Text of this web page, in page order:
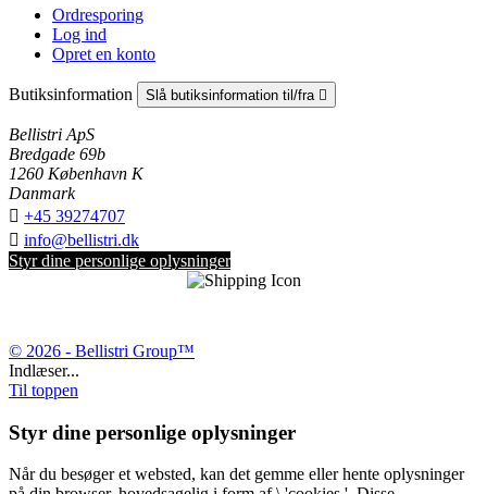
Ordresporing
Log ind
Opret en konto
Butiksinformation Slå butiksinformation til/fra 
Bellistri ApS
Bredgade 69b
1260 København K
Danmark
 +45 39274707
 info@bellistri.dk
Styr dine personlige oplysninger
© 2026 - Bellistri Group™
Indlæser...
Til toppen
Styr dine personlige oplysninger
Når du besøger et websted, kan det gemme eller hente oplysninger